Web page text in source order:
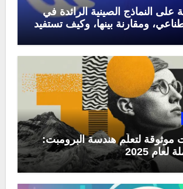
النماذج الصينية الرائدة في
ومقارنة بينها، وكيف تستفيد
موثوقة لتعلّم هندسة البرومبت:
2025